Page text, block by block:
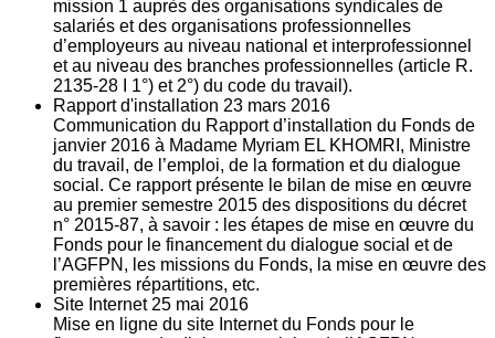
mission 1 auprès des organisations syndicales de
salariés et des organisations professionnelles
d’employeurs au niveau national et interprofessionnel
et au niveau des branches professionnelles (article R.
2135‐28 I 1°) et 2°) du code du travail).
Rapport d'installation 23 mars 2016
Communication du Rapport d’installation du Fonds de
janvier 2016 à Madame Myriam EL KHOMRI, Ministre
du travail, de l’emploi, de la formation et du dialogue
social. Ce rapport présente le bilan de mise en œuvre
au premier semestre 2015 des dispositions du décret
n° 2015-87, à savoir : les étapes de mise en œuvre du
Fonds pour le financement du dialogue social et de
l’AGFPN, les missions du Fonds, la mise en œuvre des
premières répartitions, etc.
Site Internet 25 mai 2016
Mise en ligne du site Internet du Fonds pour le